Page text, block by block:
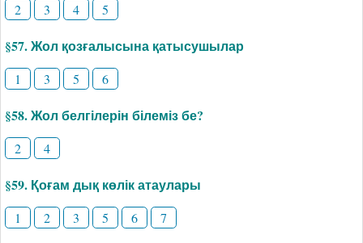
2 3 4 5
§57. Жол қозғалысына қатысушылар
1 3 5 6
§58. Жол белгілерін білеміз бе?
2 4
§59. Қоғам дық көлік атаулары
1 2 3 5 6 7